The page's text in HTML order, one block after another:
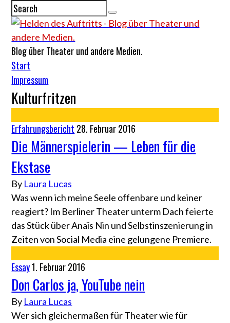
Blog über Theater und andere Medien.
Start
Impressum
Kulturfritzen
Erfahrungsbericht 28. Februar 2016
Die Männerspielerin — Leben für die
Ekstase
By Laura Lucas
Was wenn ich meine Seele offenbare und keiner
reagiert? Im Berliner Theater unterm Dach feierte
das Stück über Anaïs Nin und Selbstinszenierung in
Zeiten von Social Media eine gelungene Premiere.
Essay1. Februar 2016
Don Carlos ja, YouTube nein
By Laura Lucas
Wer sich gleichermaßen für Theater wie für